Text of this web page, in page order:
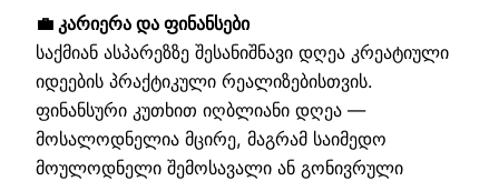
💼 კარიერა და ფინანსები
საქმიან ასპარეზზე შესანიშნავი დღეა კრეატიული
იდეების პრაქტიკული რეალიზებისთვის.
ფინანსური კუთხით იღბლიანი დღეა —
მოსალოდნელია მცირე, მაგრამ საიმედო
მოულოდნელი შემოსავალი ან გონივრული